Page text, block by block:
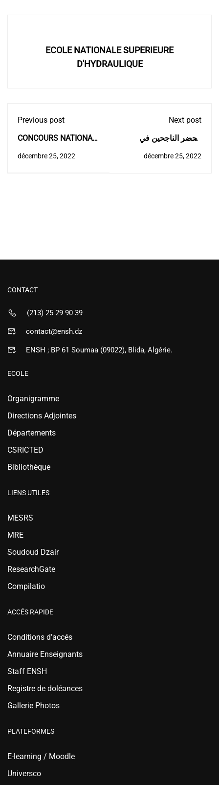
ECOLE NATIONALE SUPERIEURE
D'HYDRAULIQUE
Previous post
CONCOURS NATIONAL
FORMATION DE 3éme
décembre 25, 2022
Next post
محضر الناجحين في
décembre 25, 2022
CONTACT
(213) 25 29 90 39
contact@ensh.dz
ENSH ; BP 61 Soumaa (09022), Blida, Algérie.
ECOLE
Organigramme
Directions Adjointes
Départements
CSRICTED
Bibliothèque
LIENS UTILES
MESRS
MRE
Soudoud Dzair
ResearchGate
Compilatio
ACCÉS RAPIDE
Conditions d’accés
Annuaire Enseignants
Staff ENSH
Registre de doléances
Gallerie Photos
PLATEFORMES
E-learning / Moodle
Universco